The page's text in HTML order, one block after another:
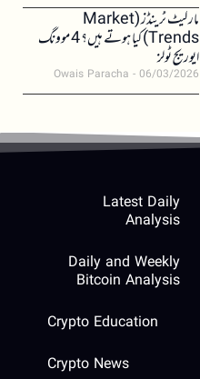
مارکیٹ ٹرینڈز (Market
Trends) کیا ہوتے ہیں؟ 4 موونگ
ایوریج ٹولز
Owais Paracha 06/03/2026
Latest Daily
Analysis
Daily and Weekly
Bitcoin Analysis
Crypto Education
Crypto News